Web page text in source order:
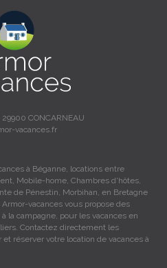
CONCARNEAU
vacances.fr
à Béganne, locations entre
Mobile-home, Chambres d'hôtes,
de Pénestin, Morbihan, en Bretagne
vacances vous propose des
la campagne, pour les vacances en
Contactez directement les
réserver votre location de vacances à